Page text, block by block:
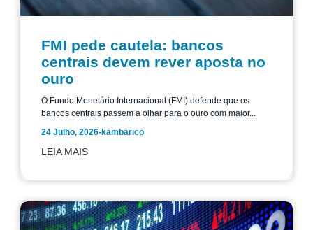
FMI pede cautela: bancos
centrais devem rever aposta no
ouro
O Fundo Monetário Internacional (FMI) defende que os
bancos centrais passem a olhar para o ouro com maior...
24 Julho, 2026-kambarico
LEIA MAIS